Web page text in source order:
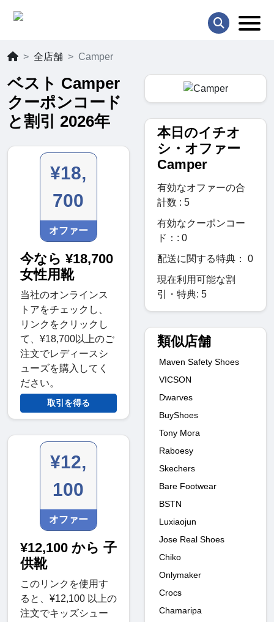
全店舗 Camper
ベスト Camper
クーポンコード
と割引 2026年
¥18,
700
オファー
今なら ¥18,700
女性用靴
当社のオンラインス
トアをチェックし、
リンクをクリックし
て、¥18,700以上のご
注文でレディースシ
ューズを購入してく
ださい。
取引を得る
¥12,
100
オファー
¥12,100 から 子
供靴
このリンクを使用す
ると、¥12,100 以上の
注文でキッズシュー
本日のイチオ
シ・オファー
Camper
有効なオファーの合
計数 : 5
有効なクーポンコー
ド：: 0
配送に関する特典： 0
現在利用可能な割
引・特典: 5
類似店舗
Maven Safety Shoes
VICSON
Dwarves
BuyShoes
Tony Mora
Raboesy
Skechers
Bare Footwear
BSTN
Luxiaojun
Jose Real Shoes
Chiko
Onlymaker
Crocs
Chamaripa